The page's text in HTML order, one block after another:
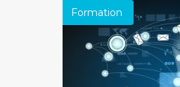
Formation